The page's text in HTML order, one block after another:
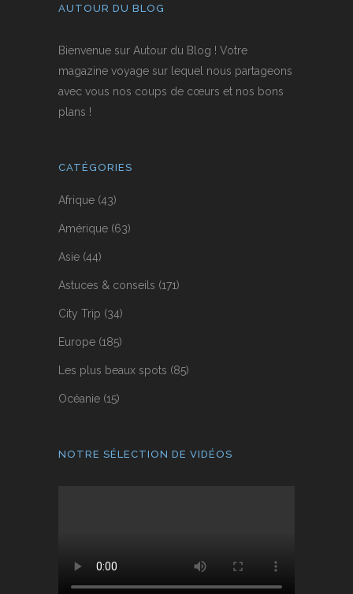
AUTOUR DU BLOG
Bienvenue sur Autour du Blog ! Votre
magazine voyage sur lequel nous partageons
avec vous nos coups de cœurs et nos bons
plans !
CATÉGORIES
Afrique (43)
Amérique (63)
Asie (44)
Astuces & conseils (171)
City Trip (34)
Europe (185)
Les plus beaux spots (85)
Océanie (15)
NOTRE SÉLECTION DE VIDÉOS